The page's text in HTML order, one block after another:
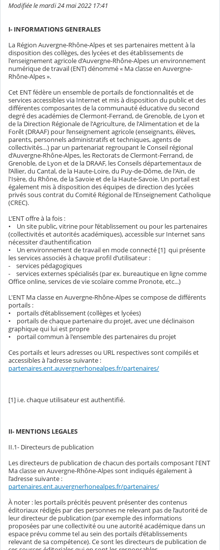
Modifiée le mardi 24 mai 2022 17:41
I- INFORMATIONS GENERALES
La Région Auvergne-Rhône-Alpes et ses partenaires mettent à la
disposition des collèges, des lycées et des établissements de
l'enseignement agricole d’Auvergne-Rhône-Alpes un environnement
numérique de travail (ENT) dénommé « Ma classe en Auvergne-
Rhône-Alpes ».
Cet ENT fédère un ensemble de portails de fonctionnalités et de
services accessibles via Internet et mis à disposition du public et des
différentes composantes de la communauté éducative du second
degré des académies de Clermont-Ferrand, de Grenoble, de Lyon et
de la Direction Régionale de l'Agriculture, de l'Alimentation et de la
Forêt (DRAAF) pour l’enseignement agricole (enseignants, élèves,
parents, personnels administratifs et techniques, agents de
collectivités…) par un partenariat regroupant le Conseil régional
d’Auvergne-Rhône-Alpes, les Rectorats de Clermont-Ferrand, de
Grenoble, de Lyon et de la DRAAF, les Conseils départementaux de
l’Allier, du Cantal, de la Haute-Loire, du Puy-de-Dôme, de l'Ain, de
l'Isère, du Rhône, de la Savoie et de la Haute-Savoie. Un portail est
également mis à disposition des équipes de direction des lycées
privés sous contrat du Comité Régional de l’Enseignement Catholique
(CREC).
L’ENT offre à la fois :
• Un site public, vitrine pour l’établissement ou pour les partenaires
(collectivités et autorités académiques), accessible sur Internet sans
nécessiter d'authentification
• Un environnement de travail en mode connecté [1] qui présente
les services associés à chaque profil d’utilisateur :
- services pédagogiques
- services externes spécialisés (par ex. bureautique en ligne comme
Office online, services de vie scolaire comme Pronote, etc...)
L'ENT Ma classe en Auvergne-Rhône-Alpes se compose de différents
portails :
• portails d’établissement (collèges et lycées)
• portails de chaque partenaire du projet, avec une déclinaison
graphique qui lui est propre
• portail commun à l'ensemble des partenaires du projet
Ces portails et leurs adresses ou URL respectives sont compilés et
accessibles à l'adresse suivante :
partenaires.ent.auvergnerhonealpes.fr/partenaires/
[1] i.e. chaque utilisateur est authentifié.
II- MENTIONS LEGALES
II.1- Directeurs de publication
Les directeurs de publication de chacun des portails composant l'ENT
Ma classe en Auvergne-Rhône-Alpes sont indiqués également à
l’adresse suivante :
partenaires.ent.auvergnerhonealpes.fr/partenaires/
À noter : les portails précités peuvent présenter des contenus
éditoriaux rédigés par des personnes ne relevant pas de l’autorité de
leur directeur de publication (par exemple des informations
proposées par une collectivité ou une autorité académique dans un
espace prévu comme tel au sein des portails d’établissements
relevant de sa compétence). Ce sont les directeurs de publication de